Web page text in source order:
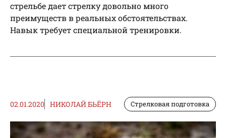
стрельбе дает стрелку довольно много
преимуществ в реальных обстоятельствах.
Навык требует специальной тренировки.
02.01.2020 НИКОЛАЙ БЬЁРН Стрелковая подготовка